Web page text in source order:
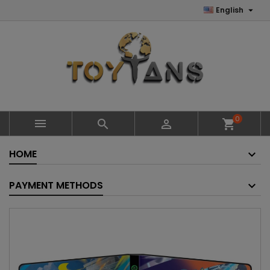
English 
   shopping_cart0
HOME
PAYMENT METHODS